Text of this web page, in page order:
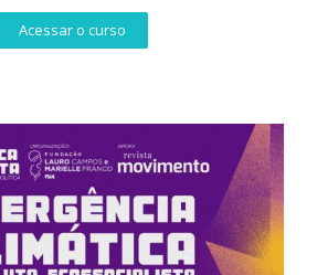
Acessar o curso